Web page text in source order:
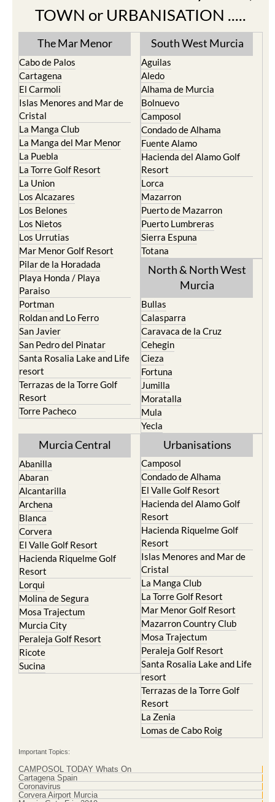
TOWN or URBANISATION .....
The Mar Menor
Cabo de Palos
Cartagena
El Carmoli
Islas Menores and Mar de
Cristal
La Manga Club
La Manga del Mar Menor
La Puebla
La Torre Golf Resort
La Union
Los Alcazares
Los Belones
Los Nietos
Los Urrutias
Mar Menor Golf Resort
Pilar de la Horadada
Playa Honda / Playa
Paraiso
Portman
Roldan and Lo Ferro
San Javier
San Pedro del Pinatar
Santa Rosalia Lake and Life
resort
Terrazas de la Torre Golf
Resort
Torre Pacheco
South West Murcia
Aguilas
Aledo
Alhama de Murcia
Bolnuevo
Camposol
Condado de Alhama
Fuente Alamo
Hacienda del Alamo Golf
Resort
Lorca
Mazarron
Puerto de Mazarron
Puerto Lumbreras
Sierra Espuna
Totana
North & North West
Murcia
Bullas
Calasparra
Caravaca de la Cruz
Cehegin
Cieza
Fortuna
Jumilla
Moratalla
Mula
Yecla
Murcia Central
Abanilla
Abaran
Alcantarilla
Archena
Blanca
Corvera
El Valle Golf Resort
Hacienda Riquelme Golf
Resort
Lorqui
Molina de Segura
Mosa Trajectum
Murcia City
Peraleja Golf Resort
Ricote
Sucina
Urbanisations
Camposol
Condado de Alhama
El Valle Golf Resort
Hacienda del Alamo Golf
Resort
Hacienda Riquelme Golf
Resort
Islas Menores and Mar de
Cristal
La Manga Club
La Torre Golf Resort
Mar Menor Golf Resort
Mazarron Country Club
Mosa Trajectum
Peraleja Golf Resort
Santa Rosalia Lake and Life
resort
Terrazas de la Torre Golf
Resort
La Zenia
Lomas de Cabo Roig
Important Topics:
CAMPOSOL TODAY Whats On
Cartagena Spain
Coronavirus
Corvera Airport Murcia